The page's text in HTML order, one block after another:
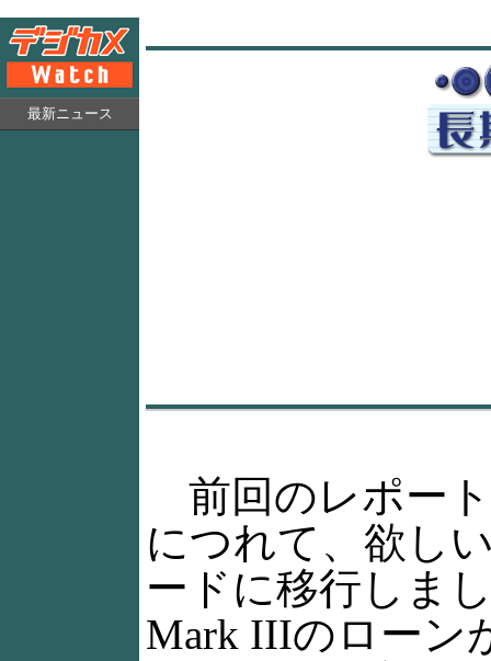
最新ニュース
前回のレポー
につれて、欲し
ードに移行しま
Mark IIIのローン